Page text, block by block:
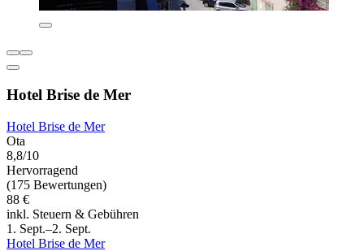
Hotel Brise de Mer
Hotel Brise de Mer
Ota
8,8/10
Hervorragend
(175 Bewertungen)
88 €
inkl. Steuern & Gebühren
1. Sept.–2. Sept.
Hotel Brise de Mer